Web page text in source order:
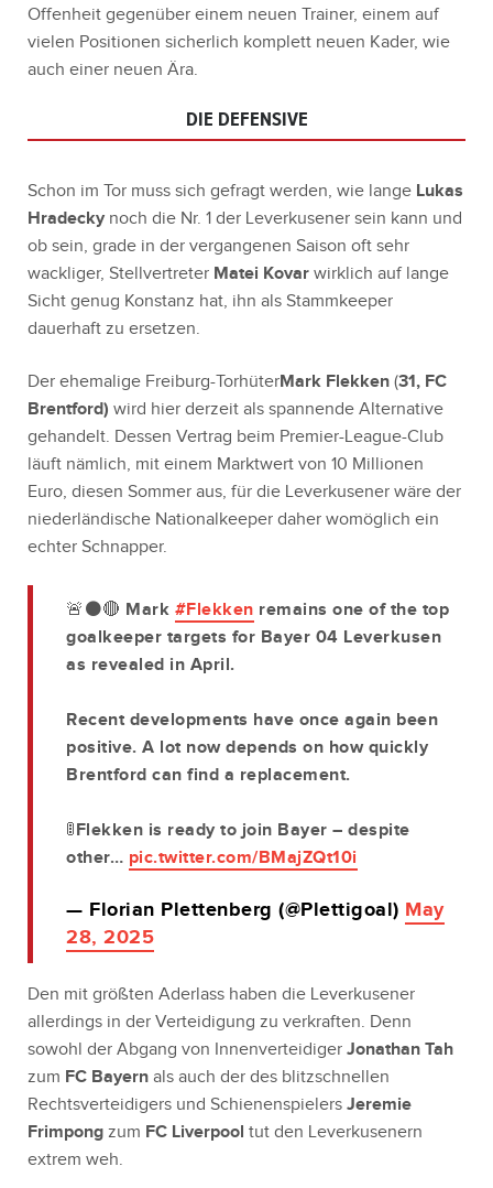
Offenheit gegenüber einem neuen Trainer, einem auf
vielen Positionen sicherlich komplett neuen Kader, wie
auch einer neuen Ära.
DIE DEFENSIVE
Schon im Tor muss sich gefragt werden, wie lange Lukas
Hradecky noch die Nr. 1 der Leverkusener sein kann und
ob sein, grade in der vergangenen Saison oft sehr
wackliger, Stellvertreter Matei Kovar wirklich auf lange
Sicht genug Konstanz hat, ihn als Stammkeeper
dauerhaft zu ersetzen.
Der ehemalige Freiburg-TorhüterMark Flekken (31, FC
Brentford) wird hier derzeit als spannende Alternative
gehandelt. Dessen Vertrag beim Premier-League-Club
läuft nämlich, mit einem Marktwert von 10 Millionen
Euro, diesen Sommer aus, für die Leverkusener wäre der
niederländische Nationalkeeper daher womöglich ein
echter Schnapper.
🚨⚫️🔴 Mark #Flekken remains one of the top
goalkeeper targets for Bayer 04 Leverkusen
as revealed in April.
Recent developments have once again been
positive. A lot now depends on how quickly
Brentford can find a replacement.
🚦Flekken is ready to join Bayer – despite
other… pic.twitter.com/BMajZQt10i
— Florian Plettenberg (@Plettigoal) May
28, 2025
Den mit größten Aderlass haben die Leverkusener
allerdings in der Verteidigung zu verkraften. Denn
sowohl der Abgang von Innenverteidiger Jonathan Tah
zum FC Bayern als auch der des blitzschnellen
Rechtsverteidigers und Schienenspielers Jeremie
Frimpong zum FC Liverpool tut den Leverkusenern
extrem weh.